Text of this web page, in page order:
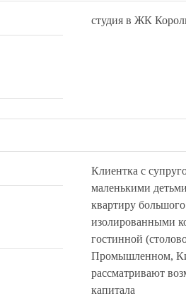
студия в ЖК
Клиентка с
маленькими
квартиру
изолированными
гостинной
Промышленном,
рассматривают
капитала